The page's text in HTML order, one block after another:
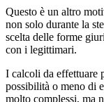
Questo è un altro
non solo durante la
scelta delle forme
con i legittimari.
I calcoli da effettuare
possibilità o meno di
molto complessi, ma